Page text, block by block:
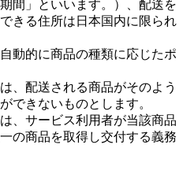
間」といいます。）、配送を
きる住所は日本国内に限られ
動的に商品の種類に応じたポ
、配送される商品がそのよう
できないものとします。
、サービス利用者が当該商品
の商品を取得し交付する義務